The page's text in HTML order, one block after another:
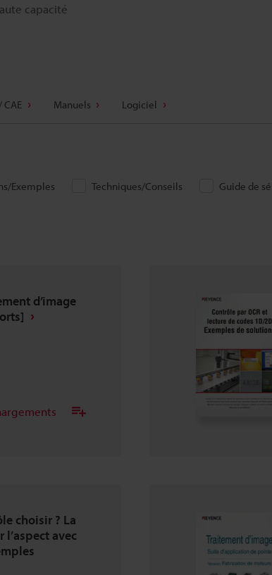
capacité
CAE Manuels Logiciel
Exemples Techniques/Conseils Guide de
d’image
choisir ? La
avec